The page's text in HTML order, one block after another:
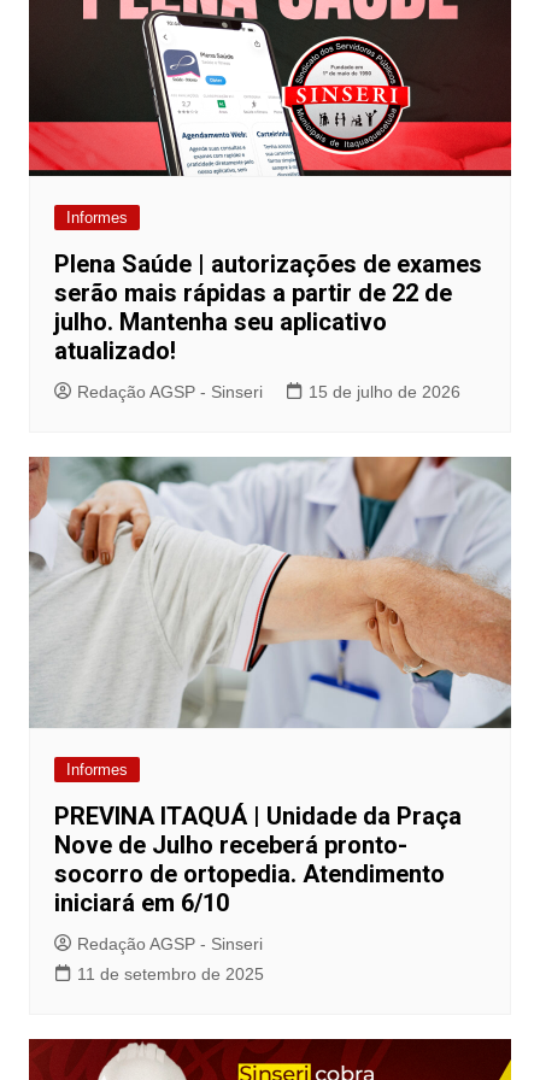
Informes
Plena Saúde | autorizações de exames
serão mais rápidas a partir de 22 de
julho. Mantenha seu aplicativo
atualizado!
Redação AGSP - Sinseri 15 de julho de 2026
Informes
PREVINA ITAQUÁ | Unidade da Praça
Nove de Julho receberá pronto-
socorro de ortopedia. Atendimento
iniciará em 6/10
Redação AGSP - Sinseri
11 de setembro de 2025